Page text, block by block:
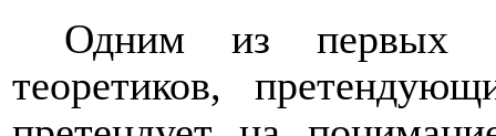
Одним из первых
теоретиков,